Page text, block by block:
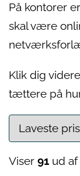
På kontorer
skal være
Klik dig
tættere på
Viser 91 ud af